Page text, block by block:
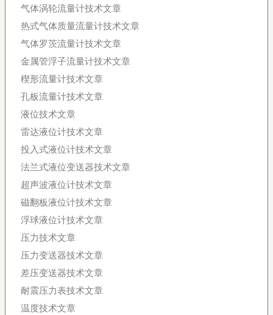
气体涡轮流量计技术文章
热式气体质量流量计技术文章
气体罗茨流量计技术文章
金属管浮子流量计技术文章
楔形流量计技术文章
孔板流量计技术文章
液位技术文章
雷达液位计技术文章
投入式液位计技术文章
法兰式液位变送器技术文章
超声波液位计技术文章
磁翻板液位计技术文章
浮球液位计技术文章
压力技术文章
压力变送器技术文章
差压变送器技术文章
耐震压力表技术文章
温度技术文章